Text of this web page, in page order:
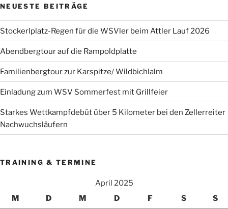
NEUESTE BEITRÄGE
Stockerlplatz-Regen für die WSVler beim Attler Lauf 2026
Abendbergtour auf die Rampoldplatte
Familienbergtour zur Karspitze/ Wildbichlalm
Einladung zum WSV Sommerfest mit Grillfeier
Starkes Wettkampfdebüt über 5 Kilometer bei den Zellerreiter
Nachwuchsläufern
TRAINING & TERMINE
April 2025
M
D M D F S S